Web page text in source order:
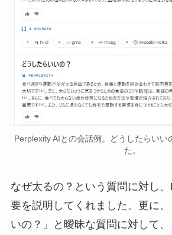
Perplexity AIとの会話例。どうしたらいい
た。
なぜ太るの？という質問に対し
要を説明してくれました。更に
いの？」と曖昧な質問に対して